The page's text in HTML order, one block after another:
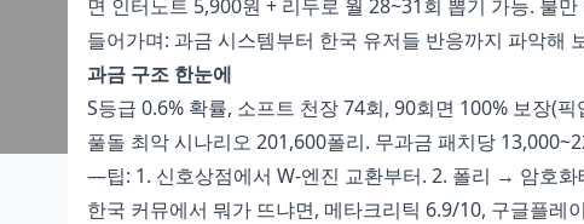
면 인터노트 5,900원 + 리두로 월 28~31회 뽑기 가능. 불
들어가며: 과금 시스템부터 한국 유저들 반응까지 파악해
과금 구조 한눈에
S등급 0.6% 확률, 소프트 천장 74회, 90회면 100% 보장(
풀돌 최악 시나리오 201,600폴리. 무과금 패치당
—팁: 1. 신호상점에서 W-엔진 교환부터. 2. 폴리 → 암호
한국 커뮤에서 뭐가 뜨냐면, 메타크리틱 6.9/10, 구글플